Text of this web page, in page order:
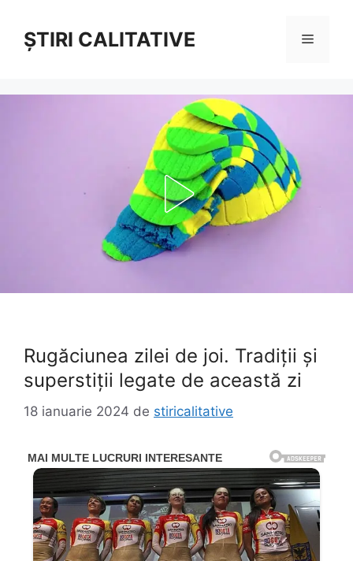
conținutȘTIRI CALITATIVE Meniu
Rugăciunea zilei de joi. Tradiții și
superstiții legate de această zi
18 ianuarie 2024 de stiricalitative